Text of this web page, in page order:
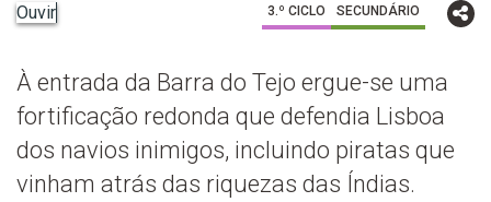
Ouvir 3.º CICLO SECUNDÁRIO
À entrada da Barra do Tejo ergue-se uma
fortificação redonda que defendia Lisboa
dos navios inimigos, incluindo piratas que
vinham atrás das riquezas das Índias.